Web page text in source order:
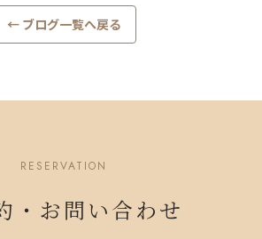
← ブログ一覧へ戻る
RESERVATION
・お問い合わせ